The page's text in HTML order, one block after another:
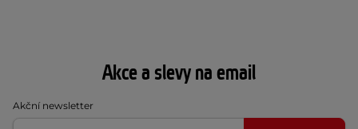
Akce a slevy na email
Akční newsletter